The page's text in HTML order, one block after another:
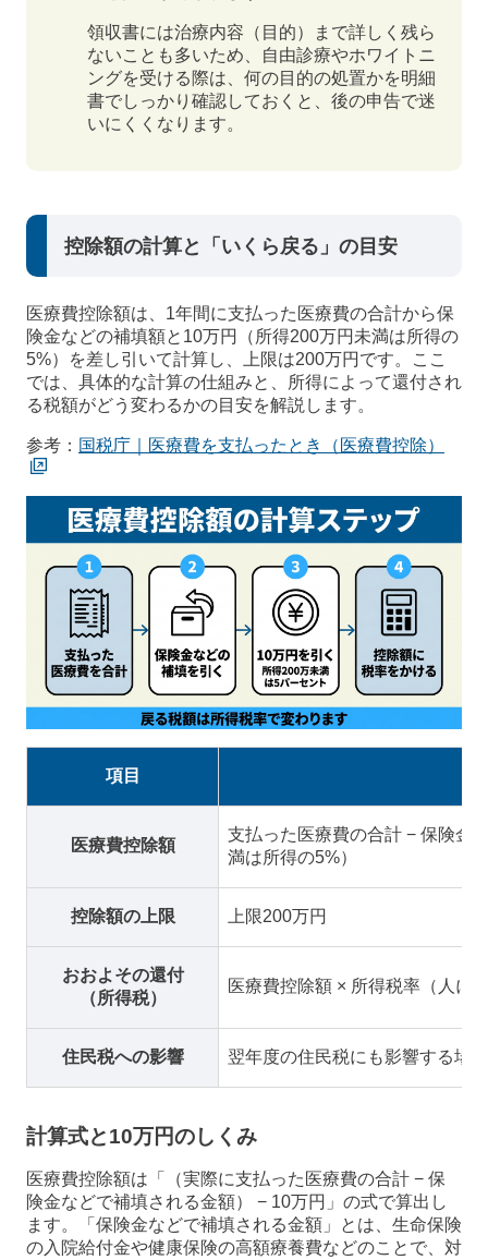
領収書には治療内容（目的）まで詳しく残ら
ないことも多いため、自由診療やホワイトニ
ングを受ける際は、何の目的の処置かを明細
書でしっかり確認しておくと、後の申告で迷
いにくくなります。
控除額の計算と「いくら戻る」の目安
医療費控除額は、1年間に支払った医療費の合計から保
険金などの補填額と10万円（所得200万円未満は所得の
5%）を差し引いて計算し、上限は200万円です。ここ
では、具体的な計算の仕組みと、所得によって還付され
る税額がどう変わるかの目安を解説します。
参考： 国税庁｜医療費を支払ったとき（医療費控除）
項目
医療費控除額
支払った医療費の合計 − 保険金
満は所得の5%）
控除額の上限 上限200万円
おおよその還付
（所得税）
医療費控除額 × 所得税率（人に
住民税への影響 翌年度の住民税にも影響する場
計算式と10万円のしくみ
医療費控除額は「（実際に支払った医療費の合計 − 保
険金などで補填される金額） − 10万円」の式で算出し
ます。「保険金などで補填される金額」とは、生命保険
の入院給付金や健康保険の高額療養費などのことで、対